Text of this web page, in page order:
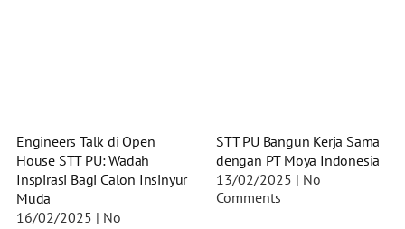
Engineers Talk di Open
House STT PU: Wadah
Inspirasi Bagi Calon Insinyur
Muda
16/02/2025
No
STT PU Bangun Kerja Sama
dengan PT Moya Indonesia
13/02/2025
No
Comments